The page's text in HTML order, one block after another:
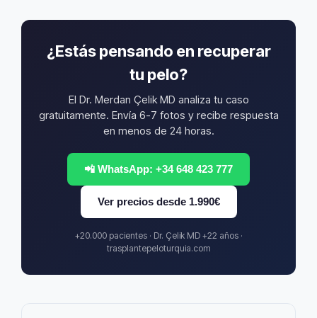
¿Estás pensando en recuperar
tu pelo?
El Dr. Merdan Çelik MD analiza tu caso
gratuitamente. Envía 6-7 fotos y recibe respuesta
en menos de 24 horas.
📲 WhatsApp: +34 648 423 777
Ver precios desde 1.990€
+20.000 pacientes · Dr. Çelik MD +22 años ·
trasplantepeloturquia.com